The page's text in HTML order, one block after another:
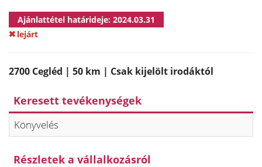
Ajánlattétel határideje: 2024.03.31
lejárt
2700 Cegléd | 50 km | Csak kijelölt irodáktól
Keresett tevékenységek
Könyvelés
Részletek a vállalkozásról